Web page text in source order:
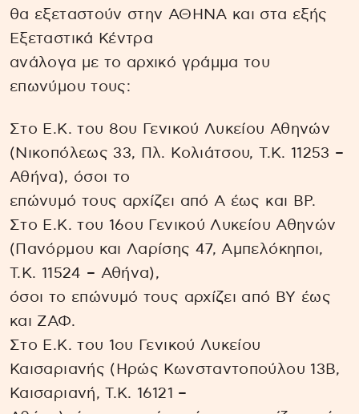
θα εξεταστούν στην ΑΘΗΝΑ και στα εξής
Εξεταστικά Κέντρα
ανάλογα με το αρχικό γράμμα του
επωνύμου τους:
Στο Ε.Κ. του 8ου Γενικού Λυκείου Αθηνών
(Νικοπόλεως 33, Πλ. Κολιάτσου, Τ.Κ. 11253 –
Αθήνα), όσοι το
επώνυμό τους αρχίζει από Α έως και ΒΡ.
Στο Ε.Κ. του 16ου Γενικού Λυκείου Αθηνών
(Πανόρμου και Λαρίσης 47, Αμπελόκηποι,
Τ.Κ. 11524 – Αθήνα),
όσοι το επώνυμό τους αρχίζει από ΒΥ έως
και ΖΑΦ.
Στο Ε.Κ. του 1ου Γενικού Λυκείου
Καισαριανής (Ηρώς Κωνσταντοπούλου 13Β,
Καισαριανή, Τ.Κ. 16121 –